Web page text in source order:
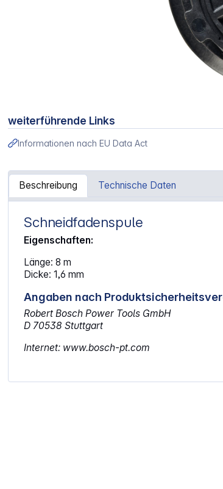
weiterführende Links
Informationen nach EU Data Act
Beschreibung Technische Daten
Artikelinformationen "Bosch
Schneidfadenspule
Eigenschaften:
Länge: 8 m
Dicke: 1,6 mm
Angaben nach
Robert Bosch Power Tools GmbH
D 70538 Stuttgart
Internet: www.bosch-pt.com